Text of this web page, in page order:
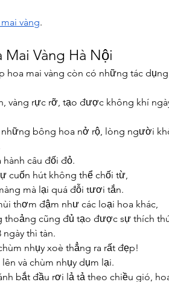
vàng.
Mai Vàng Hà Nội
hoa mai vàng còn có những tác
vàng rực rỡ, tạo được không khí
những bông hoa nở rộ, lòng người
câu đối đỏ.
cuốn hút không thể chối từ,
mà lại quá đỗi tươi tắn.
thơm đậm như các loại hoa khác,
cũng đủ tạo được sự thích
thì tàn.
nhụy xoè thẳng ra rất đẹp!
và chùm nhụy dụm lại.
bắt đầu rơi lả tả theo chiều gió,